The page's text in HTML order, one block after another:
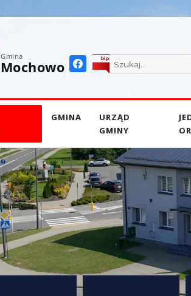
Gmina
Mochowo
GMINA
URZĄD
GMINY